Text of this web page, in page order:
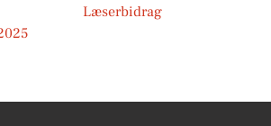
Læserbidrag